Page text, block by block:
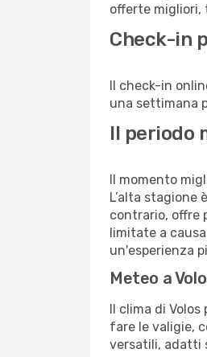
offerte migliori,
Check-in
Il check-in
una settimana
Il periodo
Il momento
L’alta
contrario, offre
limitate a
un'esperienza
Meteo a
Il clima di
fare le valigie,
versatili, adatti